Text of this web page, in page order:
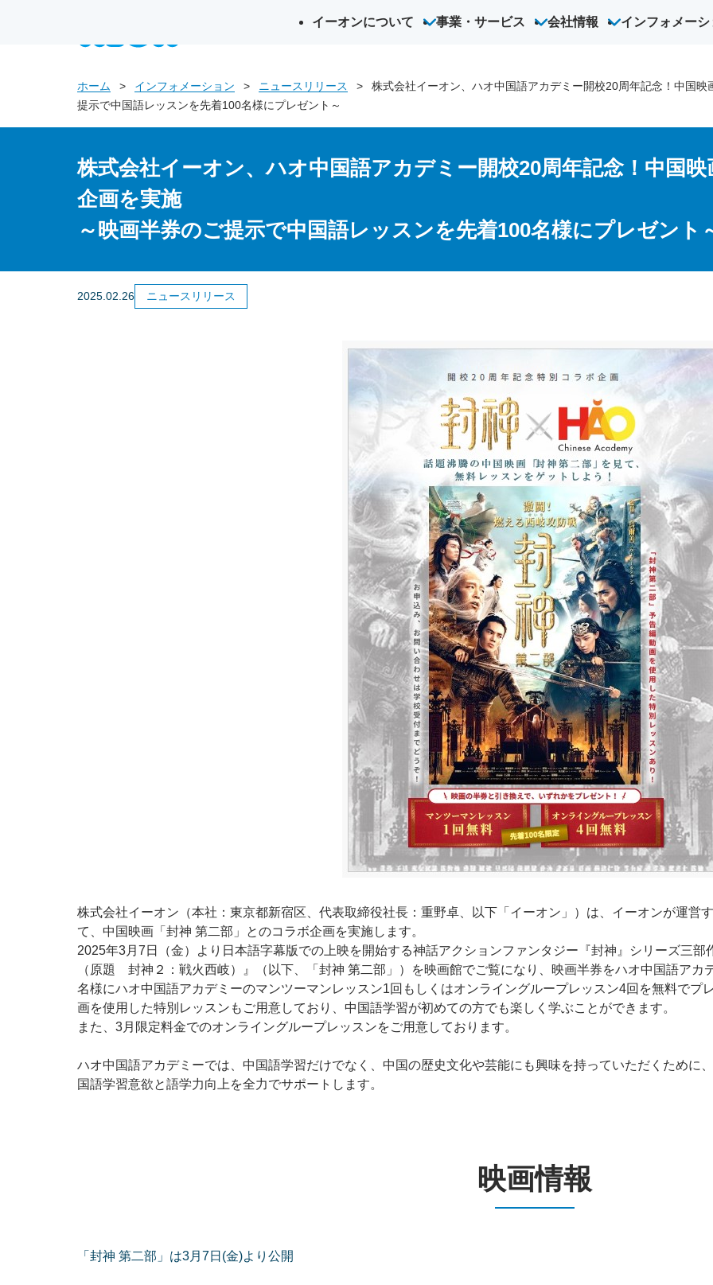
イーオンについて 事業・サービス 会社情報 インフォメーシ
ホーム インフォメーション ニュースリリース
株式会社イーオン、ハオ中国語アカデミー開校20周年記念！中国
提示で中国語レッスンを先着100名様にプレゼント～
株式会社イーオン、ハオ中国語アカデミー開校20周年記念！中国
企画を実施
～映画半券のご提示で中国語レッスンを先着100名様にプレゼント
2025.02.26 ニュースリリース
株式会社イーオン（本社：東京都新宿区、代表取締役社長：重野卓、以下「イーオン」）は、イーオンが運営
て、中国映画「封神 第二部」とのコラボ企画を実施します。
2025年3月7日（金）より日本語字幕版での上映を開始する神話アクションファンタジー『封神』シリーズ三
（原題 封神２：戦火西岐）』（以下、「封神 第二部」）を映画館でご覧になり、映画半券をハオ中国語アカ
名様にハオ中国語アカデミーのマンツーマンレッスン1回もしくはオンライングループレッスン4回を無料でプ
画を使用した特別レッスンもご用意しており、中国語学習が初めての方でも楽しく学ぶことができます。
また、3月限定料金でのオンライングループレッスンをご用意しております。
ハオ中国語アカデミーでは、中国語学習だけでなく、中国の歴史文化や芸能にも興味を持っていただくために
国語学習意欲と語学力向上を全力でサポートします。
映画情報
「封神 第二部」は3月7日(金)より公開